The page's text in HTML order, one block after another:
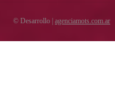
© Desarrollo | agenciamots.com.ar